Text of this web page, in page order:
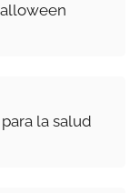
la salud